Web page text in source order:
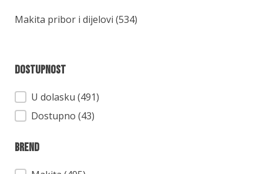
Kategorija
Makita pribor i dijelovi (534)
Dostupnost
Dostupnost
U dolasku (491)
Dostupno (43)
Brend